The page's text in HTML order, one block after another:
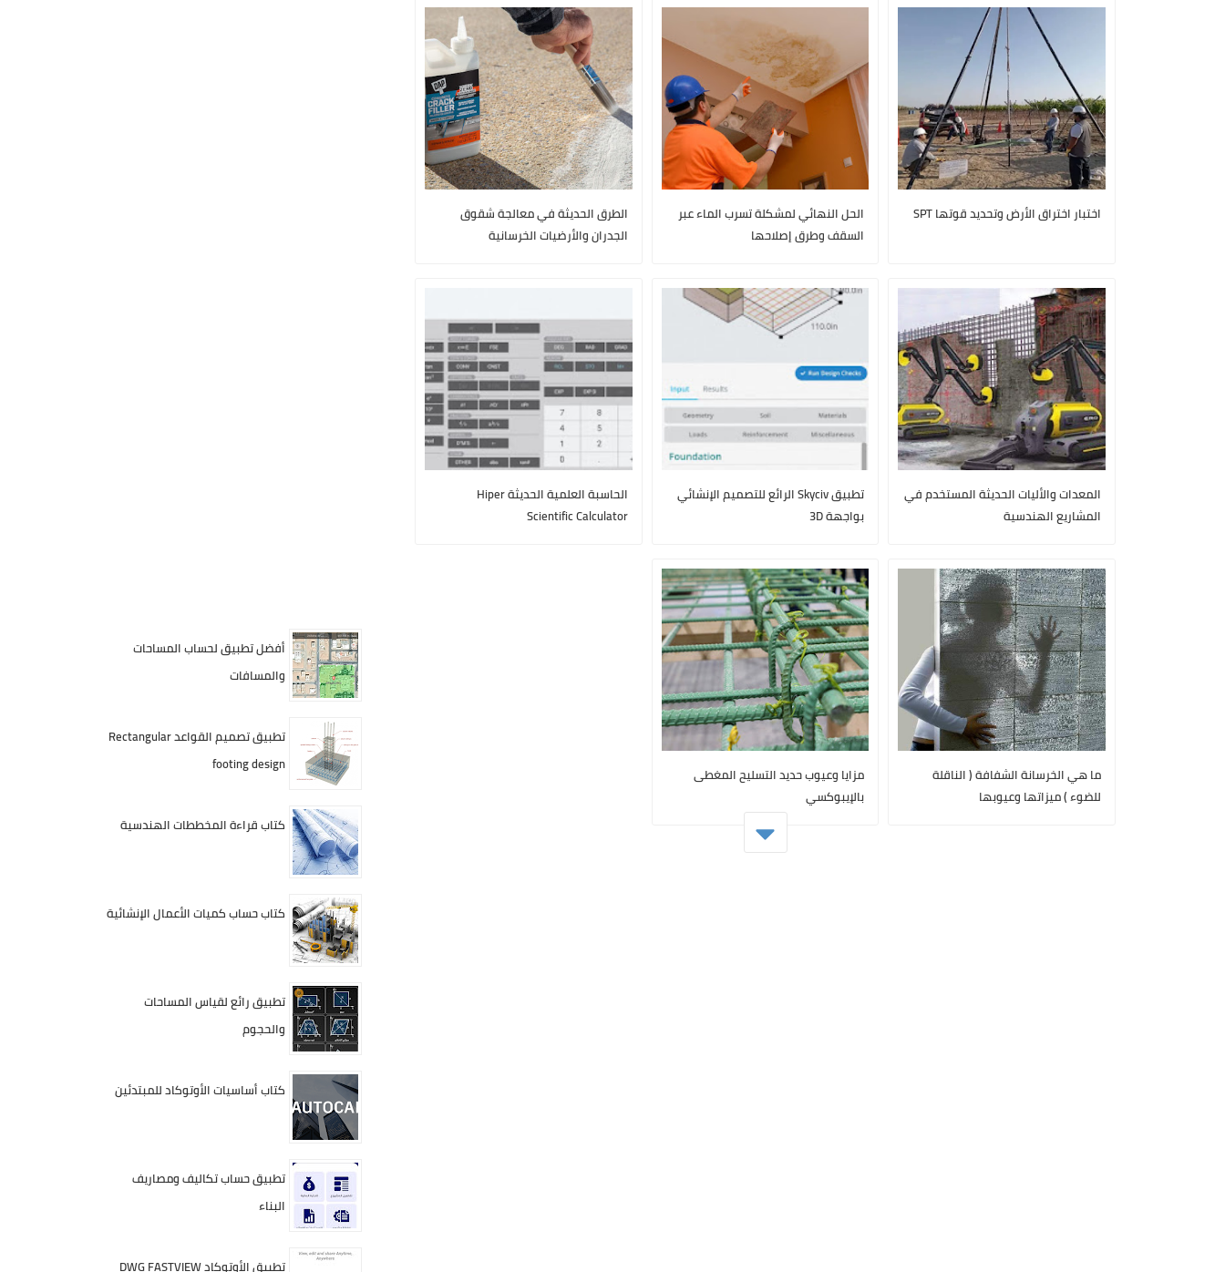
اختبار اختراق الأرض وتحديد قوتها SPT
الحل النهائي لمشكلة تسرب الماء عبر
السقف وطرق إصلاحها
الطرق الحديثة في معالجة شقوق
الجدران والأرضيات الخرسانية
المعدات والأليات الحديثة المستخدم في
المشاريع الهندسية
تطبيق Skyciv الرائع للتصميم الإنشائي
بواجهة 3D
الحاسبة العلمية الحديثة Hiper
Scientific Calculator
ما هي الخرسانة الشفافة ( الناقلة
للضوء ) ميزاتها وعيوبها
مزايا وعيوب حديد التسليح المغطى
بالإيبوكسي
أفضل تطبيق لحساب المساحات
والمسافات
تطبيق تصميم القواعد Rectangular
footing design
كتاب قراءة المخططات الهندسية
كتاب حساب كميات الأعمال الإنشائية
تطبيق رائع لقياس المساحات
والحجوم
كتاب أساسيات الأوتوكاد للمبتدئين
تطبيق حساب تكاليف ومصاريف
البناء
تطبيق الأوتوكاد DWG FASTVIEW